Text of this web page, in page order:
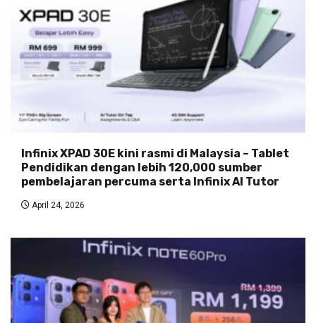
Infinix XPAD 30E kini rasmi di Malaysia – Tablet
Pendidikan dengan lebih 120,000 sumber
pembelajaran percuma serta Infinix AI Tutor
April 24, 2026